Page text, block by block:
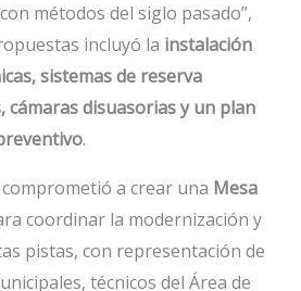
métodos del siglo pasado”,
incluyó la instalación
sistemas de reserva
disuasorias y un plan
.
a crear una Mesa
coordinar la modernización y
pistas, con representación de
técnicos del Área de